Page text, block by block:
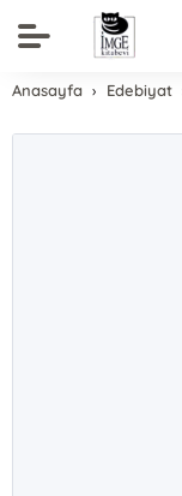
Anasayfa Edebiyat